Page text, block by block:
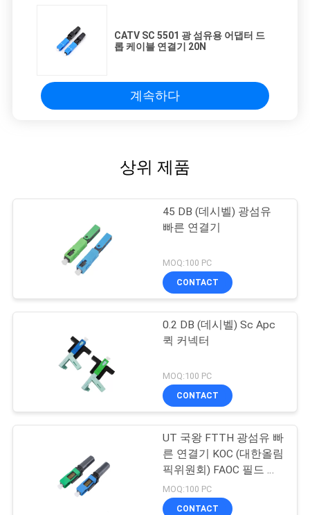
CATV SC 5501 광 섬유용 어댑터 드
롭 케이블 연결기 20N
계속하다
상위 제품
45 DB (데시벨) 광섬유
빠른 연결기
MOQ:100 PC
CONTACT
0.2 DB (데시벨) Sc Apc
퀵 커넥터
MOQ:100 PC
CONTACT
UT 국왕 FTTH 광섬유 빠
른 연결기 KOC (대한올림
픽위원회) FAOC 필드 어
셈블리 광 커넥터
MOQ:100 PC
CONTACT